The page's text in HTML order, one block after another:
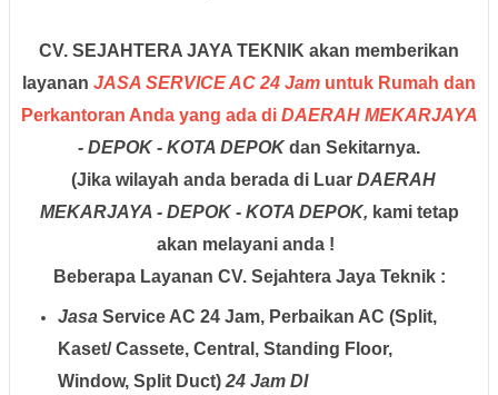
CV. SEJAHTERA JAYA TEKNIK akan memberikan
layanan JASA SERVICE AC 24 Jam untuk Rumah dan
Perkantoran Anda yang ada di DAERAH MEKARJAYA
- DEPOK - KOTA DEPOKdan Sekitarnya.
(Jika wilayah anda berada di Luar DAERAH
MEKARJAYA - DEPOK - KOTA DEPOK, kami tetap
akan melayani anda !
Beberapa Layanan CV. Sejahtera Jaya Teknik :
Jasa Service AC 24 Jam, Perbaikan AC (Split,
Kaset/ Cassete, Central, Standing Floor,
Window, Split Duct) 24 Jam DI